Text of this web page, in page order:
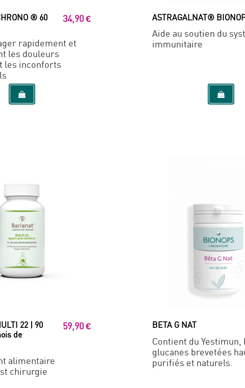
® 60
34,90 €
rapidement et
les douleurs
les inconforts
ASTRAGALNAT®
Aide au soutien du
immunitaire
22 | 90
de
59,90 €
alimentaire
chirurgie
BETA G NAT
Contient du Yestimun,
glucanes brevetées
purifiés et naturels.